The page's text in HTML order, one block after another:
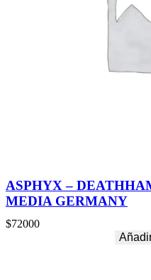
ASPHYX –
MEDIA GERMANY
$72000